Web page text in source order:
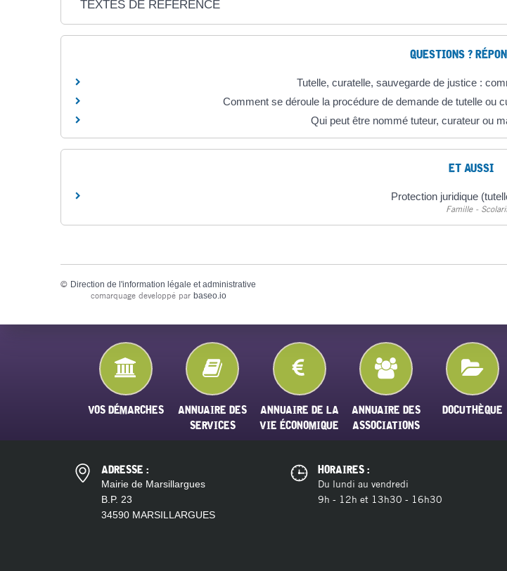
TEXTES DE RÉFÉRENCE
QUESTIONS ?
Tutelle, curatelle, sauvegarde de justice :
Comment se déroule la procédure de demande de tutelle ou
Qui peut être nommé tuteur, curateur ou
ET AUSSI
Protection juridique
Famille -
© Direction de l'information légale et administrative
comarquage developpé par baseo.io
VOS DÉMARCHES
ANNUAIRE DES
SERVICES
ANNUAIRE DE LA
VIE ÉCONOMIQUE
ANNUAIRE DES
ASSOCIATIONS
DOCUTHÈQUE
ADRESSE :
Mairie de Marsillargues
B.P. 23
34590 MARSILLARGUES
HORAIRES :
Du lundi au vendredi
9h - 12h et 13h30 - 16h30